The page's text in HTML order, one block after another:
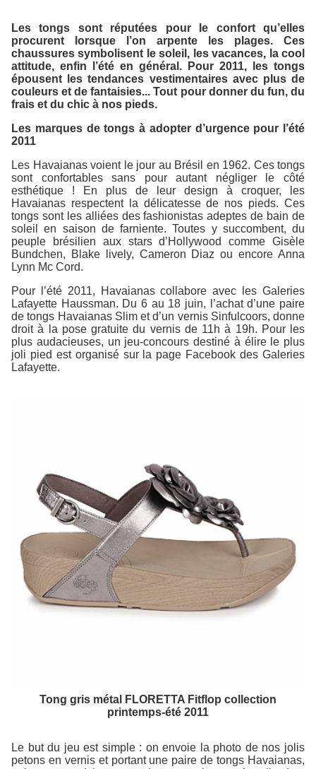
Les tongs sont réputées pour le confort qu’elles
procurent lorsque l’on arpente les plages. Ces
chaussures symbolisent le soleil, les vacances, la cool
attitude, enfin l’été en général. Pour 2011, les tongs
épousent les tendances vestimentaires avec plus de
couleurs et de fantaisies... Tout pour donner du fun, du
frais et du chic à nos pieds.
Les marques de tongs à adopter d’urgence pour l’été
2011
Les Havaianas voient le jour au Brésil en 1962. Ces tongs
sont confortables sans pour autant négliger le côté
esthétique ! En plus de leur design à croquer, les
Havaianas respectent la délicatesse de nos pieds. Ces
tongs sont les alliées des fashionistas adeptes de bain de
soleil en saison de farniente. Toutes y succombent, du
peuple brésilien aux stars d’Hollywood comme Gisèle
Bundchen, Blake lively, Cameron Diaz ou encore Anna
Lynn Mc Cord.
Pour l’été 2011, Havaianas collabore avec les Galeries
Lafayette Haussman. Du 6 au 18 juin, l’achat d’une paire
de tongs Havaianas Slim et d’un vernis Sinfulcoors, donne
droit à la pose gratuite du vernis de 11h à 19h. Pour les
plus audacieuses, un jeu-concours destiné à élire le plus
joli pied est organisé sur la page Facebook des Galeries
Lafayette.
Tong gris métal FLORETTA Fitflop collection
printemps-été 2011
Le but du jeu est simple : on envoie la photo de nos jolis
petons en vernis et portant une paire de tongs Havaianas,